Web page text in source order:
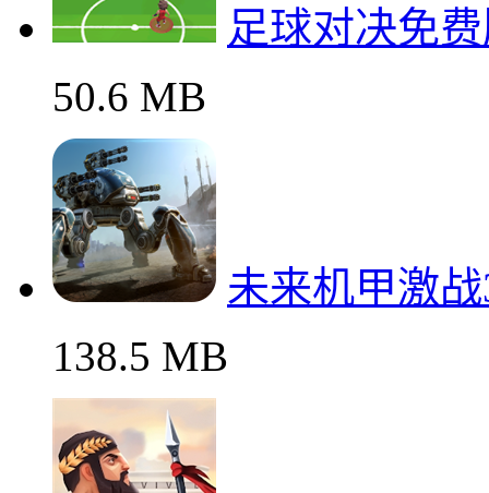
足球对决免
50.6 MB
未来机甲激
138.5 MB